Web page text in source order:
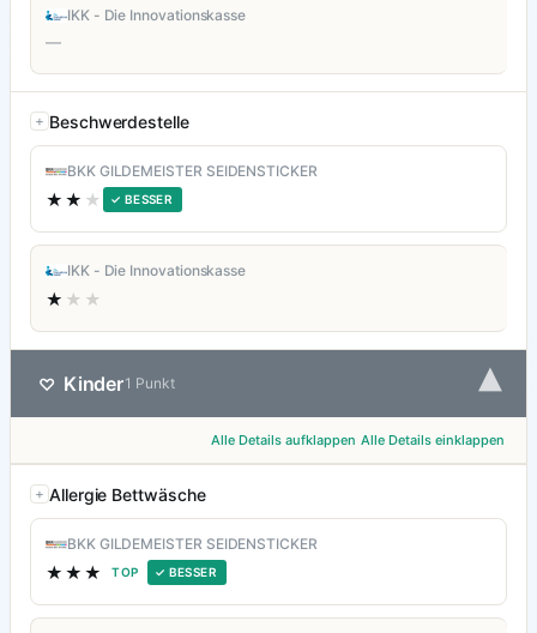
IKK - Die Innovationskasse
—
Beschwerdestelle
BKK GILDEMEISTER SEIDENSTICKER
★★ ★ ✓ BESSER
IKK - Die Innovationskasse
★ ★★
♡ Kinder1 Punkt ▾
Alle Details aufklappen Alle Details einklappen
Allergie Bettwäsche
BKK GILDEMEISTER SEIDENSTICKER
★★★ TOP ✓ BESSER